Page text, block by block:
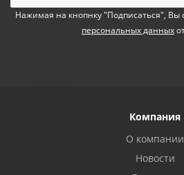
Нажимая на кнопнку "Подписаться", Вы
персональных данных
Компания
О компании
Новости